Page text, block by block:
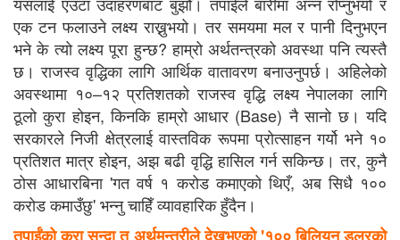
एक टन फलाउने लक्ष्य राख्नुभयो। तर समयमा मल र पानी दिनुभएन
भने के त्यो लक्ष्य पूरा हुन्छ? हाम्रो अर्थतन्त्रको अवस्था पनि त्यस्तै
छ। राजस्व वृद्धिका लागि आर्थिक वातावरण बनाउनुपर्छ। अहिलेको
अवस्थामा १०–१२ प्रतिशतको राजस्व वृद्धि लक्ष्य नेपालका लागि
ठूलो कुरा होइन, किनकि हाम्रो आधार (Base) नै सानो छ। यदि
सरकारले निजी क्षेत्रलाई वास्तविक रूपमा प्रोत्साहन गर्यो भने १०
प्रतिशत मात्र होइन, अझ बढी वृद्धि हासिल गर्न सकिन्छ। तर, कुनै
ठोस आधारबिना 'गत वर्ष १ करोड कमाएको थिएँ, अब सिधै १००
करोड कमाउँछु' भन्नु चाहिँ व्यावहारिक हुँदैन।